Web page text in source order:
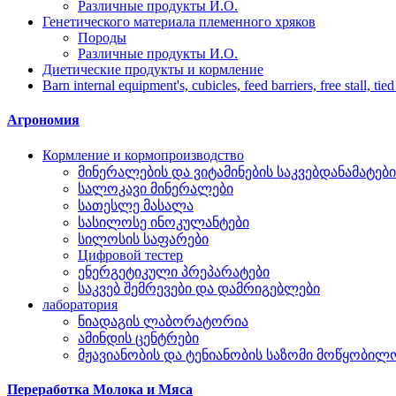
Различные продукты И.О.
Генетического материала племенного хряков
Породы
Различные продукты И.О.
Диетические продукты и кормление
Barn internal equipment's, cubicles, feed barriers, free stall,
Агрономия
Кормление и кормопроизводство
მინერალების და ვიტამინების საკვებდანამატები
სალოკავი მინერალები
სათესლე მასალა
სასილოსე ინოკულანტები
სილოსის საფარები
Цифровой тестер
ენერგეტიკული პრეპარატები
საკვებ შემრევები და დამრიგებლები
лаборатория
ნიადაგის ლაბორატორია
ამინდის ცენტრები
მჟავიანობის და ტენიანობის საზომი
Переработка Молока и Мяса